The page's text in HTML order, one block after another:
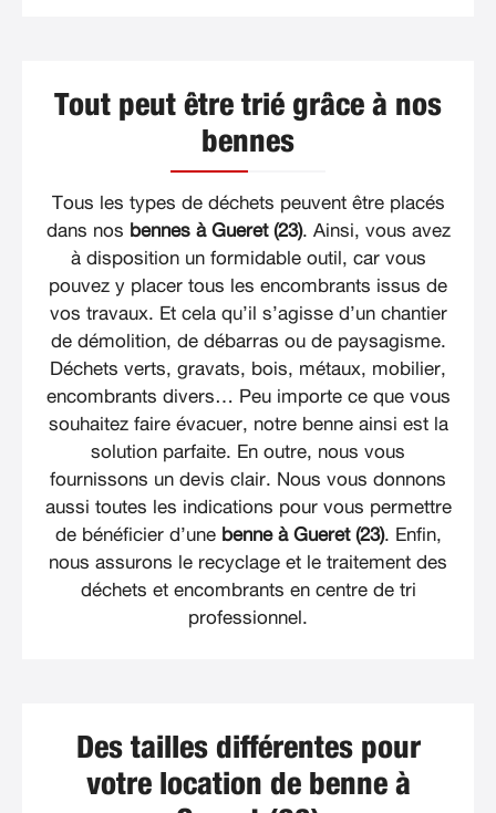
Tout peut être trié grâce à nos
bennes
Tous les types de déchets peuvent être placés
dans nos bennes à Gueret (23). Ainsi, vous avez
à disposition un formidable outil, car vous
pouvez y placer tous les encombrants issus de
vos travaux. Et cela qu’il s’agisse d’un chantier
de démolition, de débarras ou de paysagisme.
Déchets verts, gravats, bois, métaux, mobilier,
encombrants divers… Peu importe ce que vous
souhaitez faire évacuer, notre benne ainsi est la
solution parfaite. En outre, nous vous
fournissons un devis clair. Nous vous donnons
aussi toutes les indications pour vous permettre
de bénéficier d’une benne à Gueret (23). Enfin,
nous assurons le recyclage et le traitement des
déchets et encombrants en centre de tri
professionnel.
Des tailles différentes pour
votre location de benne à